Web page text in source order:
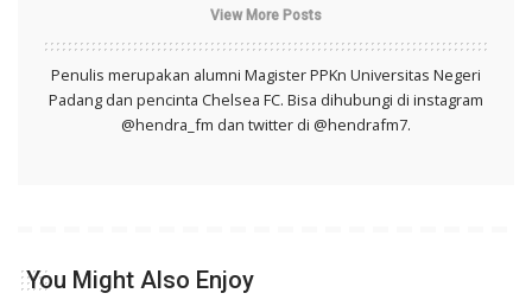
View More Posts
Penulis merupakan alumni Magister PPKn Universitas Negeri
Padang dan pencinta Chelsea FC. Bisa dihubungi di instagram
@hendra_fm dan twitter di @hendrafm7.
You Might Also Enjoy